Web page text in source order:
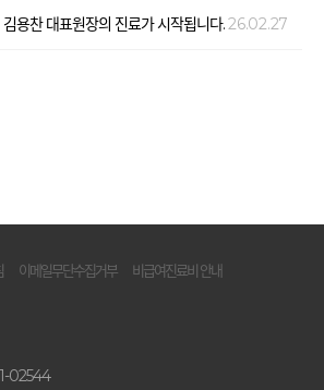
용찬 대표원장의 진료가 시작됩니다. 26.02.27
이메일무단수집거부 비급여진료비 안내
02544